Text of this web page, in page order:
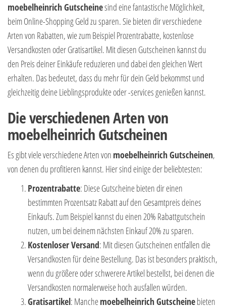
moebelheinrich Gutscheinesind eine fantastische Möglichkeit,
beim Online-Shopping Geld zu sparen. Sie bieten dir verschiedene
Arten von Rabatten, wie zum Beispiel Prozentrabatte, kostenlose
Versandkosten oder Gratisartikel. Mit diesen Gutscheinen kannst du
den Preis deiner Einkäufe reduzieren und dabei den gleichen Wert
erhalten. Das bedeutet, dass du mehr für dein Geld bekommst und
gleichzeitig deine Lieblingsprodukte oder -services genießen kannst.
Die verschiedenen Arten von
moebelheinrich Gutscheinen
Es gibt viele verschiedene Arten von moebelheinrich Gutscheinen,
von denen du profitieren kannst. Hier sind einige der beliebtesten:
Prozentrabatte: Diese Gutscheine bieten dir einen
bestimmten Prozentsatz Rabatt auf den Gesamtpreis deines
Einkaufs. Zum Beispiel kannst du einen 20% Rabattgutschein
nutzen, um bei deinem nächsten Einkauf 20% zu sparen.
Kostenloser Versand: Mit diesen Gutscheinen entfallen die
Versandkosten für deine Bestellung. Das ist besonders praktisch,
wenn du größere oder schwerere Artikel bestellst, bei denen die
Versandkosten normalerweise hoch ausfallen würden.
Gratisartikel: Manchemoebelheinrich Gutscheinebieten